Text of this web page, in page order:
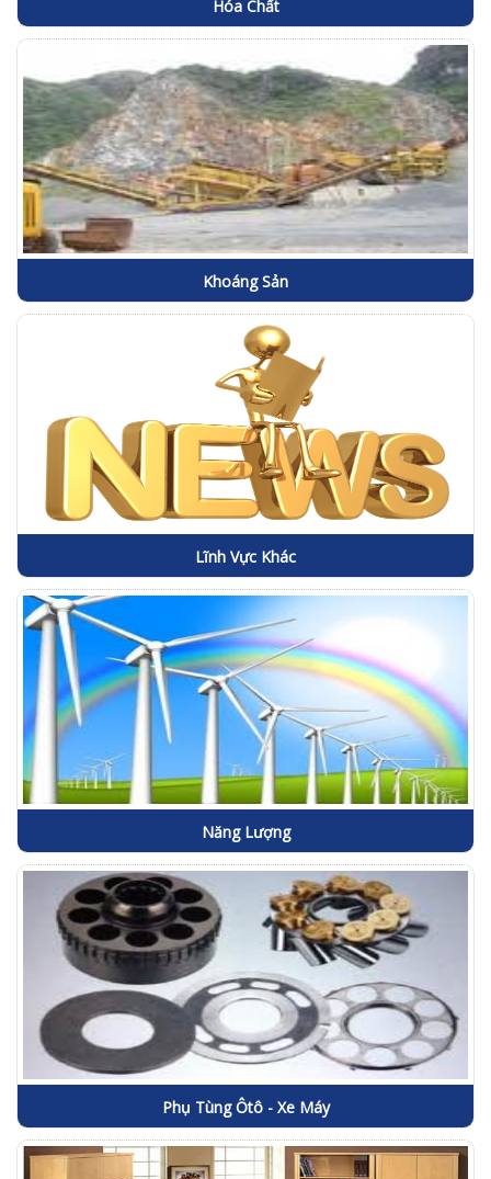
Hóa Chất
Khoáng Sản
Lĩnh Vực Khác
Năng Lượng
Phụ Tùng Ôtô - Xe Máy